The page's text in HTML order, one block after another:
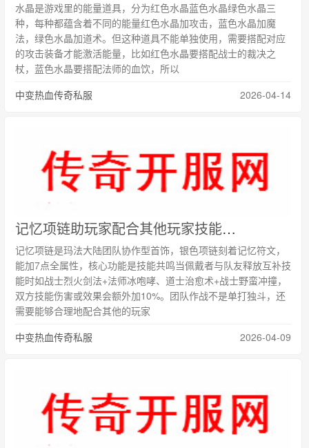
水晶是游戏里的能量道具，分为红色水晶蓝色水晶绿色水晶三
种，每种都蕴含着不同的能量红色水晶加攻击，蓝色水晶加魔
法，绿色水晶加道术。但这种道具不能单独使用，需要搭配对应
的攻击装备才能激活能量，比如红色水晶要搭配战士的裁决之
杖，蓝色水晶要搭配法师的血饮，所以
中变热血传奇私服
2026-04-14
记忆项链助玩家配合其他玩家技能优势的玛法首饰故事
记忆项链是玛法大陆团队协作型首饰，银色项链刻着记忆符文，
能加7点全属性，核心功能是技能共鸣当佩戴者与队友释放互补技
能时如战士烈火剑法+法师冰咆哮、道士治愈术+战士野蛮冲撞，
双方技能伤害或效果会额外加10%。团队作战不是单打独斗，还
需要能够合理地配合其他的玩家
中变热血传奇私服
2026-04-09